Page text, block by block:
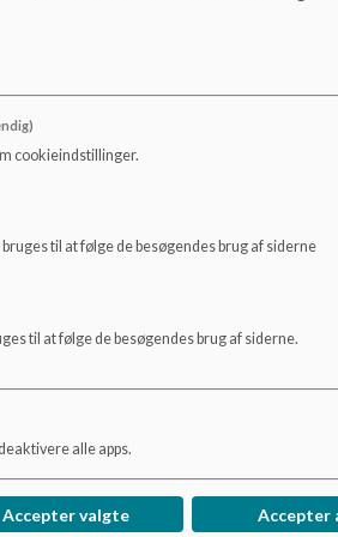
2022-2023
cookieindstillinger.
til at følge de besøgendes brug af siderne
til at følge de besøgendes brug af siderne.
alle apps.
Accepter valgte Accepter